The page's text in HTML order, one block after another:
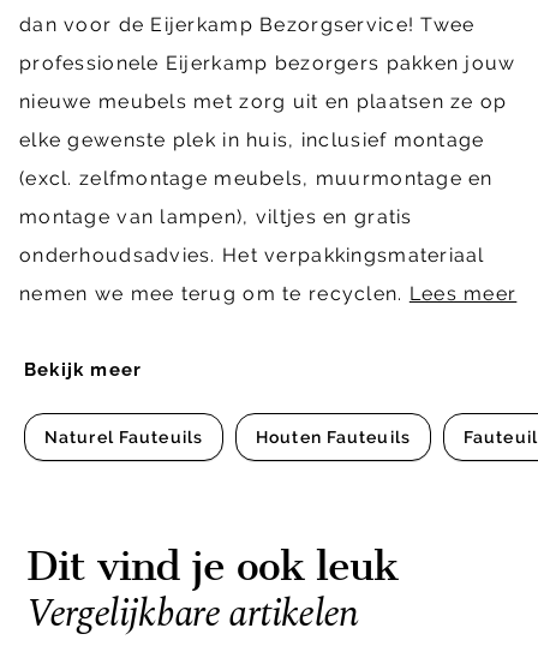
Bekijk meer
Naturel Fauteuils Houten Fauteuils
dan voor de Eijerkamp Bezorgservice! Twee
professionele Eijerkamp bezorgers pakken jouw
nieuwe meubels met zorg uit en plaatsen ze op
elke gewenste plek in huis, inclusief montage
(excl. zelfmontage meubels, muurmontage en
montage van lampen), viltjes en gratis
onderhoudsadvies. Het verpakkingsmateriaal
nemen we mee terug om te recyclen. Lees meer
Dit vind je ook leuk
Vergelijkbare artikelen